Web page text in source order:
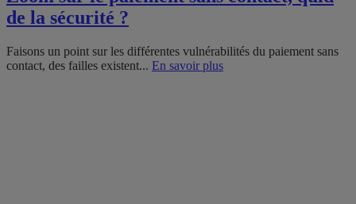
de la sécurité ?
Faisons un point sur les différentes vulnérabilités du paiement sans
contact, des failles existent... En savoir plus